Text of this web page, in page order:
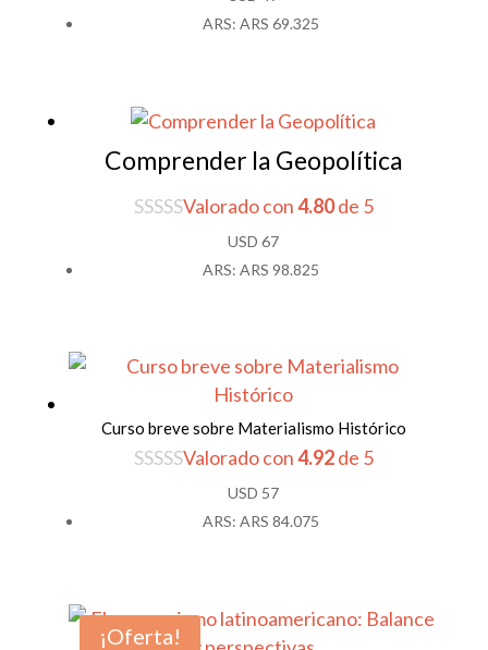
ARS:ARS 69.325
Comprender la Geopolítica
Valorado con4.80de 5
USD 67
ARS:ARS 98.825
Curso breve sobre Materialismo Histórico
Valorado con4.92de 5
USD 57
ARS:ARS 84.075
¡Oferta!